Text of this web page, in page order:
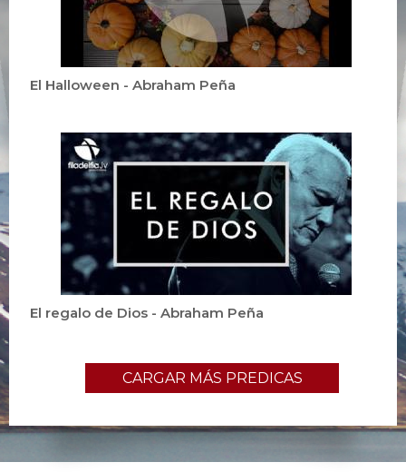
El Halloween - Abraham Peña
El regalo de Dios - Abraham Peña
CARGAR MÁS PREDICAS